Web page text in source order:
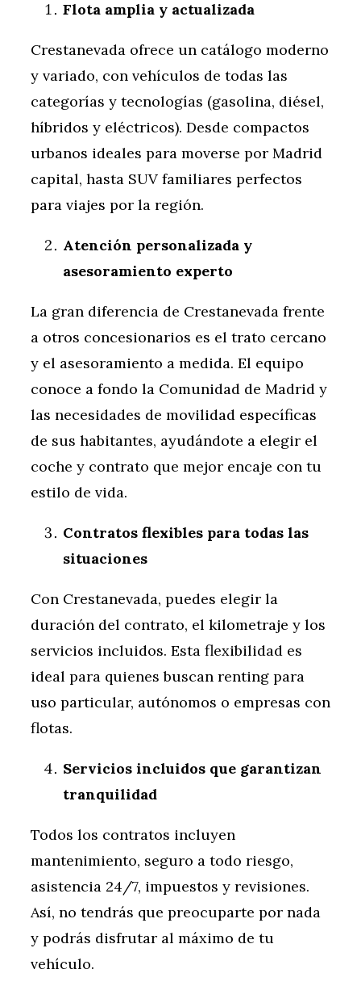
Flota amplia y actualizada
Crestanevada ofrece un catálogo moderno
y variado, con vehículos de todas las
categorías y tecnologías (gasolina, diésel,
híbridos y eléctricos). Desde compactos
urbanos ideales para moverse por Madrid
capital, hasta SUV familiares perfectos
para viajes por la región.
Atención personalizada y
asesoramiento experto
La gran diferencia de Crestanevada frente
a otros concesionarios es el trato cercano
y el asesoramiento a medida. El equipo
conoce a fondo la Comunidad de Madrid y
las necesidades de movilidad específicas
de sus habitantes, ayudándote a elegir el
coche y contrato que mejor encaje con tu
estilo de vida.
Contratos flexibles para todas las
situaciones
Con Crestanevada, puedes elegir la
duración del contrato, el kilometraje y los
servicios incluidos. Esta flexibilidad es
ideal para quienes buscan renting para
uso particular, autónomos o empresas con
flotas.
Servicios incluidos que garantizan
tranquilidad
Todos los contratos incluyen
mantenimiento, seguro a todo riesgo,
asistencia 24/7, impuestos y revisiones.
Así, no tendrás que preocuparte por nada
y podrás disfrutar al máximo de tu
vehículo.